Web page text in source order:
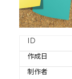
ID
作成日
制作者